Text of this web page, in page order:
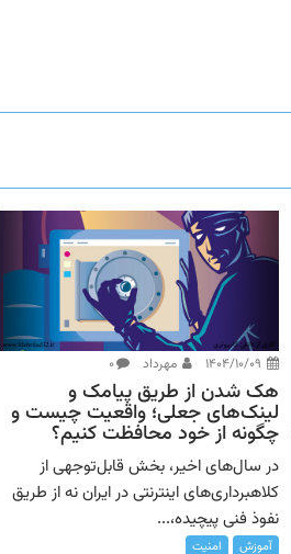
مهرداد ۰
هک شدن از طریق پیامک و
لینک‌های جعلی؛ واقعیت چیست و
چگونه از خود محافظت کنیم؟
در سال‌های اخیر، بخش قابل‌توجهی از
کلاهبرداری‌های اینترنتی در ایران نه از طریق
نفوذ فنی پیچیده،...
آموزش امنیت